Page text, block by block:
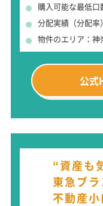
購入可能な最低口
分配実績（分配率
物件のエリア：神
公式
“資産も
東急ブ
不動産